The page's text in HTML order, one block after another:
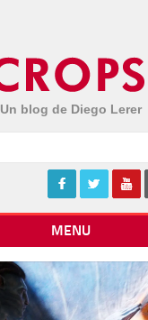
Un blog de Diego Lerer
MENU